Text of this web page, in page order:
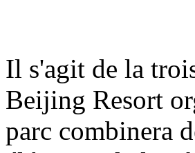
Il s'agit de la
Beijing Resort
parc combinera